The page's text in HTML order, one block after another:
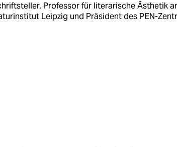
Professor für literarische Ästhetik
Leipzig und Präsident des PEN-